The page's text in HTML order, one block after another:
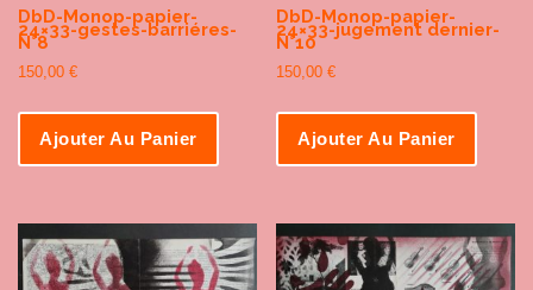
DbD-Monop-papier-
24×33-gestes-barriéres-
N°8
150,00 €
Ajouter Au Panier
DbD-Monop-papier-
24×33-jugement dernier-
N°10
150,00€
Ajouter Au Panier